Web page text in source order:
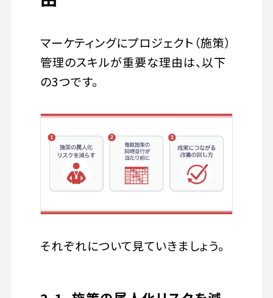
マーケティングにプロジェクト（施策）
管理のスキルが重要な理由は、以下
の3つです。
それぞれについて見ていきましょう。